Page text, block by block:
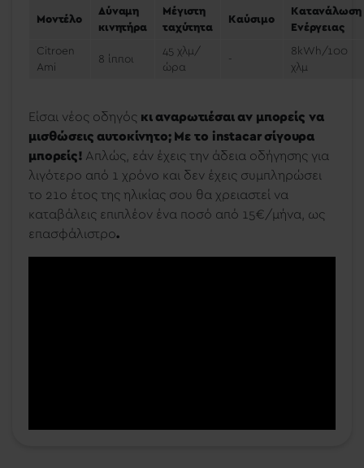
Μοντέλο
Δύναμη
κινητήρα
Μέγιστη
ταχύτητα
Καύσιμο
Κατανάλωση
Ενέργειας
Citroen
Ami
8 ίπποι
45 χλμ/
ώρα
-
8kWh/100
χλμ
Είσαι νέος οδηγός κι αναρωτιέσαι αν μπορείς να
μισθώσεις αυτοκίνητο; Με το instacar σίγουρα
μπορείς! Απλώς, εάν έχεις την άδεια οδήγησης για
λιγότερο από 1 χρόνο και δεν έχεις συμπληρώσει
το 21ο έτος της ηλικίας σου θα χρειαστεί να
καταβάλεις επιπλέον ένα ποσό από 15€/μήνα, ως
επασφάλιστρο.